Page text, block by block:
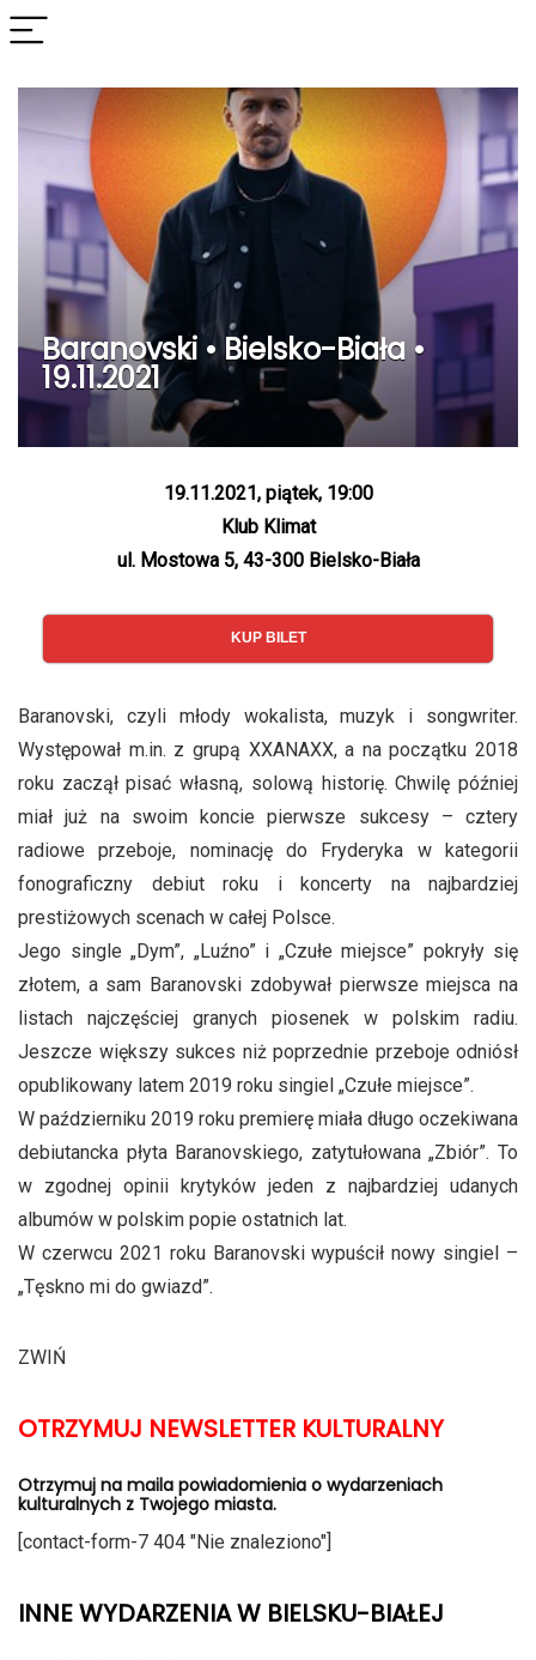
Baranovski • Bielsko-Biała •
19.11.2021
19.11.2021, piątek, 19:00
Klub Klimat
ul. Mostowa 5, 43-300 Bielsko-Biała
KUP BILET
Baranovski, czyli młody wokalista, muzyk i songwriter.
Występował m.in. z grupą XXANAXX, a na początku 2018
roku zaczął pisać własną, solową historię. Chwilę później
miał już na swoim koncie pierwsze sukcesy – cztery
radiowe przeboje, nominację do Fryderyka w kategorii
fonograficzny debiut roku i koncerty na najbardziej
prestiżowych scenach w całej Polsce.
Jego single „Dym”, „Luźno” i „Czułe miejsce” pokryły się
złotem, a sam Baranovski zdobywał pierwsze miejsca na
listach najczęściej granych piosenek w polskim radiu.
Jeszcze większy sukces niż poprzednie przeboje odniósł
opublikowany latem 2019 roku singiel „Czułe miejsce”.
W październiku 2019 roku premierę miała długo oczekiwana
debiutancka płyta Baranovskiego, zatytułowana „Zbiór”. To
w zgodnej opinii krytyków jeden z najbardziej udanych
albumów w polskim popie ostatnich lat.
W czerwcu 2021 roku Baranovski wypuścił nowy singiel –
„Tęskno mi do gwiazd”.
ZWIŃ
OTRZYMUJ NEWSLETTER KULTURALNY
Otrzymuj na maila powiadomienia o wydarzeniach
kulturalnych z Twojego miasta.
[contact-form-7 404 "Nie znaleziono"]
INNE WYDARZENIA W BIELSKU-BIAŁEJ